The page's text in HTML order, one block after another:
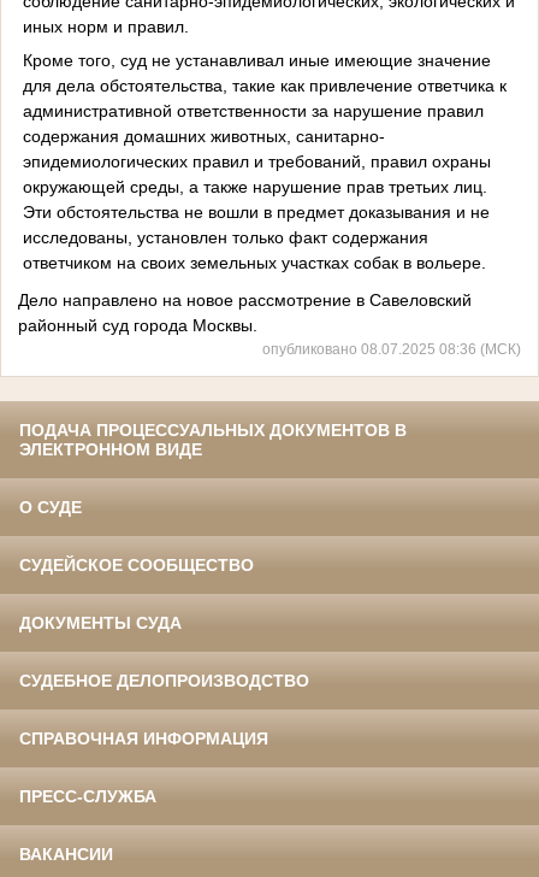
иных норм и правил.
Кроме того, суд не устанавливал иные имеющие значение
для дела обстоятельства, такие как привлечение ответчика к
административной ответственности за нарушение правил
содержания домашних животных, санитарно-
эпидемиологических правил и требований, правил охраны
окружающей среды, а также нарушение прав третьих лиц.
Эти обстоятельства не вошли в предмет доказывания и не
исследованы, установлен только факт содержания
ответчиком на своих земельных участках собак в вольере.
Дело направлено на новое рассмотрение в Савеловский
районный суд города Москвы.
опубликовано 08.07.2025 08:36 (МСК)
ПОДАЧА ПРОЦЕССУАЛЬНЫХ ДОКУМЕНТОВ В
ЭЛЕКТРОННОМ ВИДЕ
О СУДЕ
СУДЕЙСКОЕ СООБЩЕСТВО
ДОКУМЕНТЫ СУДА
СУДЕБНОЕ ДЕЛОПРОИЗВОДСТВО
СПРАВОЧНАЯ ИНФОРМАЦИЯ
ПРЕСС-СЛУЖБА
ВАКАНСИИ